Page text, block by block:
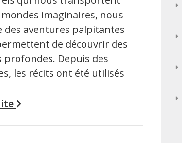
imaginaires, nous
des aventures palpitantes
de découvrir des
profondes. Depuis des
les récits ont été utilisés